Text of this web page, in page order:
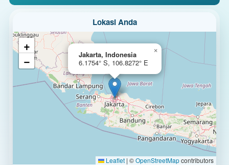
Lokasi Anda
Jakarta, Indonesia
6.1754° S, 106.8272° E
×
+
−
Leaflet | ©OpenStreetMapcontributors